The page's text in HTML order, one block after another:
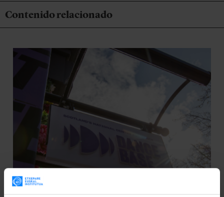
Contenido relacionado